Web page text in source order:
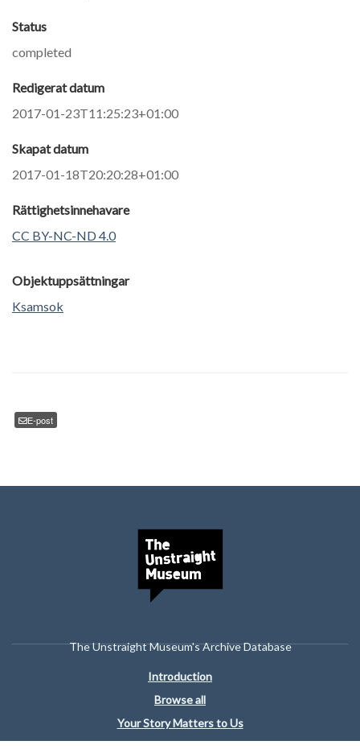
Status
completed
Redigerat datum
2017-01-23T11:25:23+01:00
Skapat datum
2017-01-18T20:20:28+01:00
Rättighetsinnehavare
CC BY-NC-ND 4.0
Objektuppsättningar
Ksamsok
E-post
The Unstraight Museum's Archive Database
Introduction
Browse all
Your Story Matters to Us